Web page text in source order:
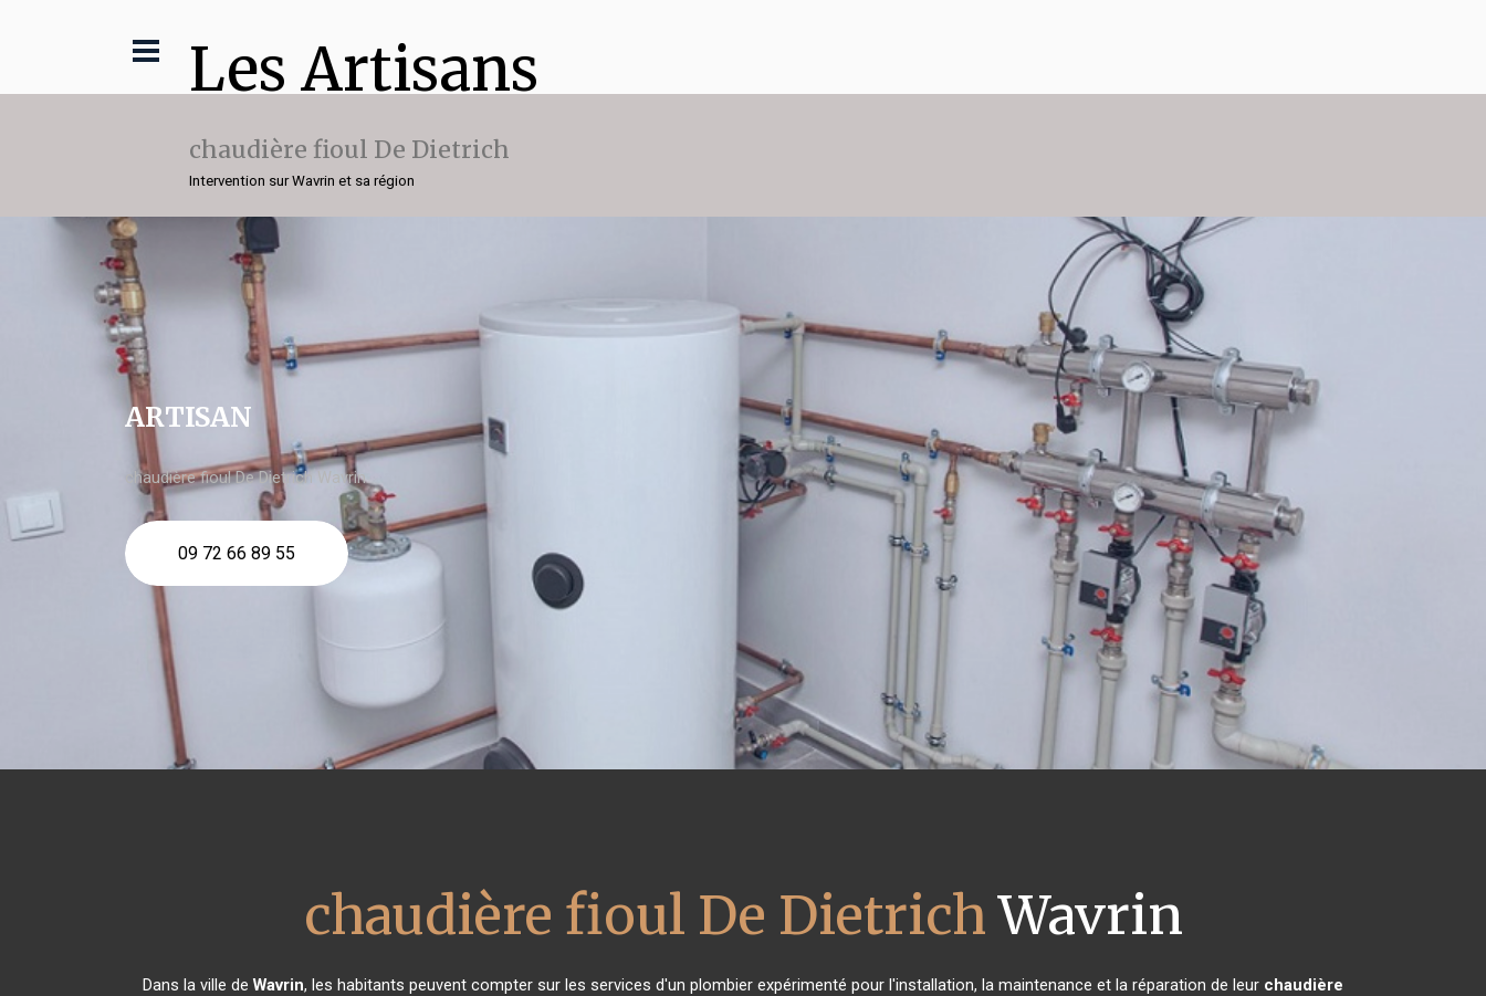
Les Artisans
chaudière fioul De Dietrich
Intervention sur Wavrin et sa région
ARTISAN
chaudière fioul De Dietrich Wavrin
09 72 66 89 55
chaudière fioul De DietrichWavrin
Dans la ville de Wavrin, les habitants peuvent compter sur les services d'un plombier expérimenté pour l'installation, la maintenance et la réparation de leur chaudière